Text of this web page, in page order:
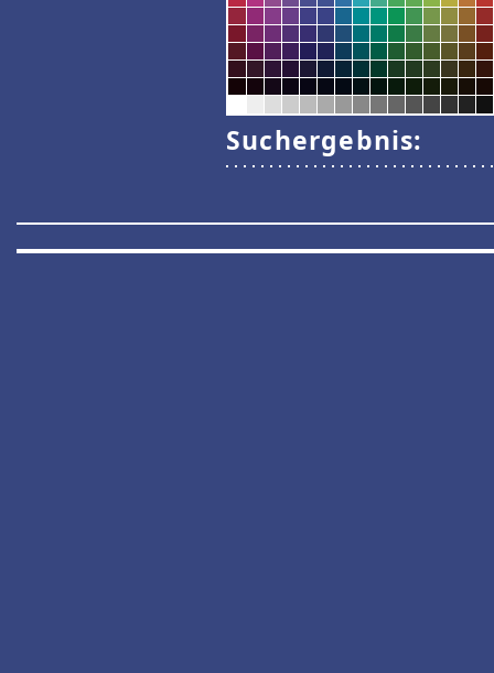
Suchergebnis: